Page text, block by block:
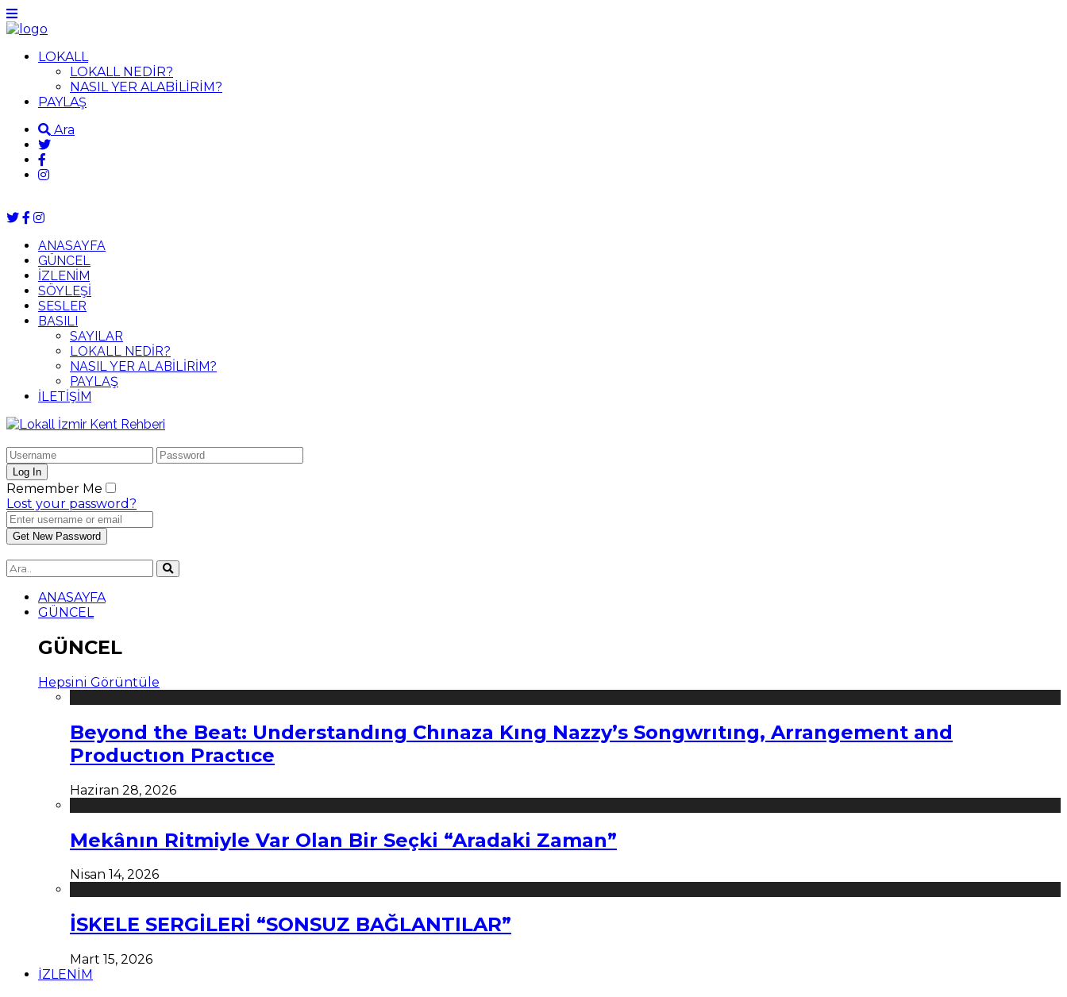
LOKALL
LOKALL NEDİR?
NASIL YER ALABİLİRİM?
PAYLAŞ
Ara
ANASAYFA
GÜNCEL
İZLENİM
SÖYLEŞİ
SESLER
BASILI
SAYILAR
LOKALL NEDİR?
NASIL YER ALABİLİRİM?
PAYLAŞ
İLETİŞİM
Remember Me
Lost your password?
ANASAYFA
GÜNCEL
GÜNCEL
Hepsini Görüntüle
Beyond the Beat: Understandıng Chınaza Kıng Nazzy’s Songwrıtıng, Arrangement and
Productıon Practıce
Haziran 28, 2026
Mekânın Ritmiyle Var Olan Bir Seçki “Aradaki Zaman”
Nisan 14, 2026
İSKELE SERGİLERİ “SONSUZ BAĞLANTILAR”
Mart 15, 2026
İZLENİM